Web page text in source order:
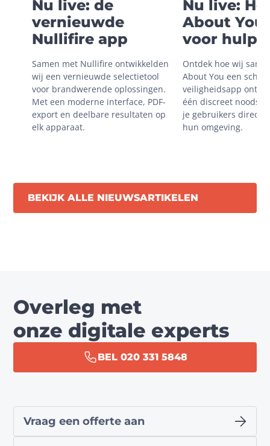
Nu live: de
vernieuwde
Nullifire app
Samen met Nullifire ontwikkelden
wij een vernieuwde selectietool
voor brandwerende oplossingen.
Met een moderne interface, PDF-
export en deelbare resultaten op
elk apparaat.
Nu live:
About You
voor hulp
onveilige
situaties
Ontdek hoe wij
About You een
veiligheidsapp
één discreet
je gebruikers direct
hun omgeving.
BEKIJK ALLE NIEUWSARTIKELEN
Overleg met
onze digitale experts
BEL 020 331 5848
Vraag een offerte aan